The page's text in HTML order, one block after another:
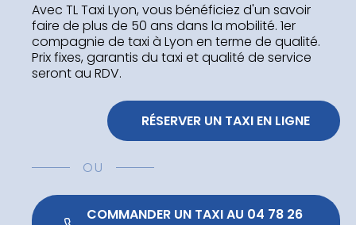
Avec TL Taxi Lyon, vous bénéficiez d'un savoir
faire de plus de 50 ans dans la mobilité. 1er
compagnie de taxi à Lyon en terme de qualité.
Prix fixes, garantis du taxi et qualité de service
seront au RDV.
RÉSERVER UN TAXI EN LIGNE
OU
COMMANDER UN TAXI AU 04 78 26